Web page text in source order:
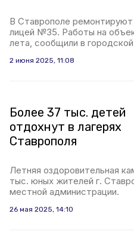
В Ставрополе
лицей №35. Работы на
лета, сообщили в
2 июня 2025, 11:08
Более 37 тыс. детей
отдохнут в лагерях
Ставрополя
Летняя оздоровительная
тыс. юных жителей г.
местной администрации.
26 мая 2025, 14:10